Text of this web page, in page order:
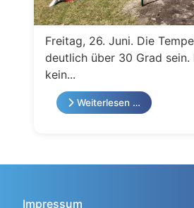
Freitag, 26. Juni. Die
deutlich über 30 Grad sein.
kein...
Weiterlesen …
Impressum